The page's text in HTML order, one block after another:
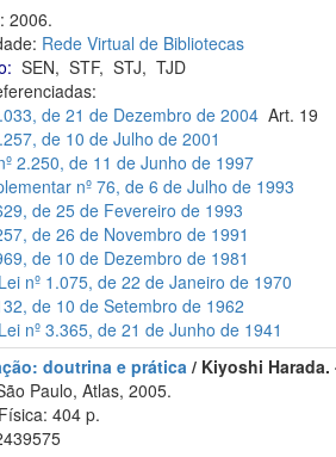
2006.
Rede Virtual de Bibliotecas
SEN, STF, STJ, TJD
de 21 de Dezembro de 2004 Art. 19
de 10 de Julho de 2001
2.250, de 11 de Junho de 1997
nº 76, de 6 de Julho de 1993
de 25 de Fevereiro de 1993
de 26 de Novembro de 1991
de 10 de Dezembro de 1981
nº 1.075, de 22 de Janeiro de 1970
de 10 de Setembro de 1962
nº 3.365, de 21 de Junho de 1941
doutrina e prática / Kiyoshi Harada.
Paulo, Atlas, 2005.
404 p.